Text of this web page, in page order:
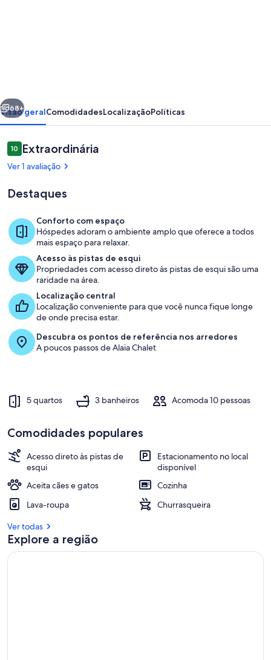
&
Sauna
Área de estar
Próximo
68+
Visão geralComodidadesLocalizaçãoPolíticas
Avaliações
1010 de 10
Extraordinária
Ver 1 avaliação
Destaques
Conforto com espaço
Hóspedes adoram o ambiente amplo que oferece a todos
mais espaço para relaxar.
Acesso às pistas de esqui
Propriedades com acesso direto às pistas de esqui são uma
raridade na área.
Localização central
Localização conveniente para que você nunca fique longe
de onde precisa estar.
Descubra os pontos de referência nos arredores
A poucos passos de Alaïa Chalet
5 quartos 3 banheiros Acomoda 10 pessoas
Comodidades populares
Acesso direto às pistas de
esqui
Estacionamento no local
disponível
Aceita cães e gatos
Cozinha
Lava-roupa
Churrasqueira
Ver todas
Explore a região